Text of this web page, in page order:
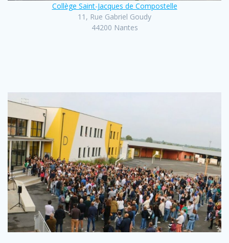
Collège Saint-Jacques de Compostelle
11, Rue Gabriel Goudy
44200 Nantes